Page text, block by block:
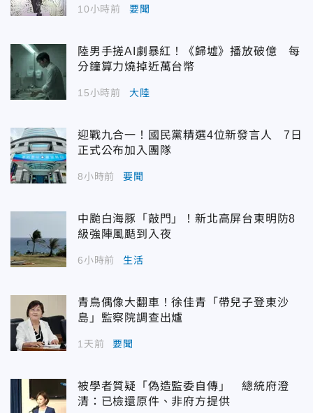
10小時前 要聞
陸男手搓AI劇暴紅！《歸墟》播放破億 每
分鐘算力燒掉近萬台幣
15小時前 大陸
迎戰九合一！國民黨精選4位新發言人 7日
正式公布加入團隊
8小時前 要聞
中颱白海豚「敲門」！新北高屏台東明防8
級強陣風颳到入夜
6小時前 生活
青鳥偶像大翻車！徐佳青「帶兒子登東沙
島」監察院調查出爐
1天前 要聞
被學者質疑「偽造監委自傳」 總統府澄
清：已檢還原件、非府方提供